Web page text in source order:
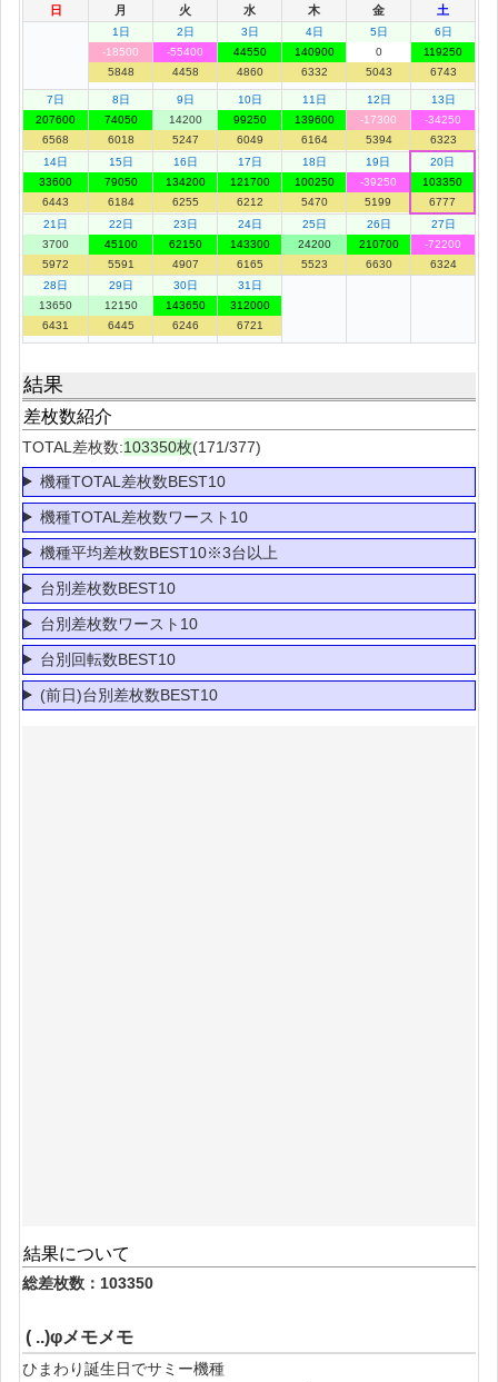
日 月 火 水 木 金 土
1日
-18500
5848
2日
-55400
4458
3日
44550
4860
4日
140900
6332
5日
0
5043
6日
119250
6743
7日
207600
6568
8日
74050
6018
9日
14200
5247
10日
99250
6049
11日
139600
6164
12日
-17300
5394
13日
-34250
6323
14日
33600
6443
15日
79050
6184
16日
134200
6255
17日
121700
6212
18日
100250
5470
19日
-39250
5199
20日
103350
6777
21日
3700
5972
22日
45100
5591
23日
62150
4907
24日
143300
6165
25日
24200
5523
26日
210700
6630
27日
-72200
6324
28日
13650
6431
29日
12150
6445
30日
143650
6246
31日
312000
6721
結果
差枚数紹介
TOTAL差枚数:103350枚(171/377)
機種TOTAL差枚数BEST10
機種TOTAL差枚数ワースト10
機種平均差枚数BEST10※3台以上
台別差枚数BEST10
台別差枚数ワースト10
台別回転数BEST10
(前日)台別差枚数BEST10
結果について
総差枚数：103350
( ..)φメモメモ
ひまわり誕生日でサミー機種